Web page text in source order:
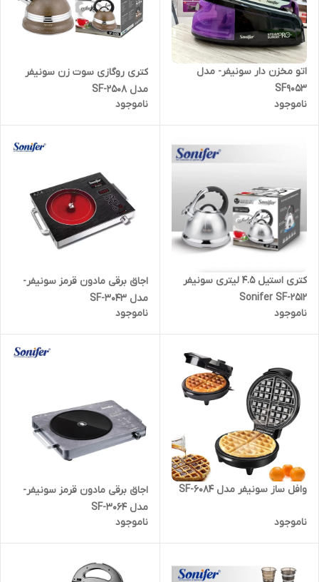
اتو مخزن دار سونیفر- مدل
SF9053
ناموجود
کتری روگازی سوت زن سونیفر
مدل SF-2508
ناموجود
کتری استیل 4.5 لیتری سونیفر
Sonifer SF-2512
ناموجود
اجاق برقی مادون قرمز سونیفر-
مدل SF-3043
ناموجود
وافل ساز سونیفر مدل SF-6084
ناموجود
اجاق برقی مادون قرمز سونیفر-
مدل SF-3064
ناموجود